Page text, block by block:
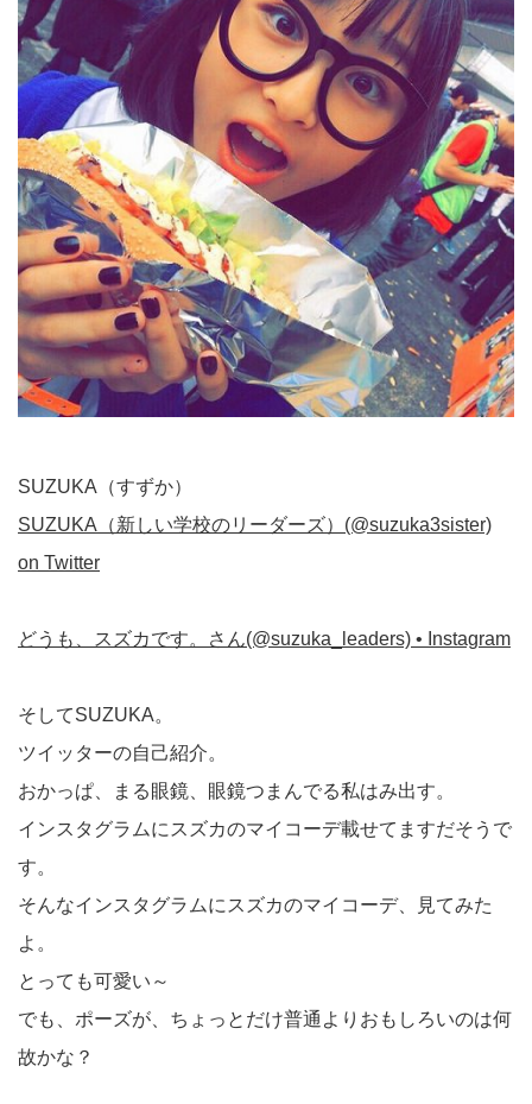
SUZUKA（すずか）
SUZUKA（新しい学校のリーダーズ）(@suzuka3sister)
on Twitter
どうも、スズカです。さん(@suzuka_leaders) • Instagram
そしてSUZUKA。
ツイッターの自己紹介。
おかっぱ、まる眼鏡、眼鏡つまんでる私はみ出す。
インスタグラムにスズカのマイコーデ載せてますだそうで
す。
そんなインスタグラムにスズカのマイコーデ、見てみた
よ。
とっても可愛い～
でも、ポーズが、ちょっとだけ普通よりおもしろいのは何
故かな？